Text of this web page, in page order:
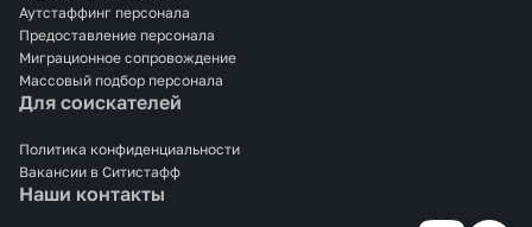
Если вам нужен персонал на пищевое производство в
Люберцах, просто оставьте заявку — мы возьмём
остальное на себя.
Наши контакты
Аутстаффинг персонала
Предоставление персонала
Миграционное сопровождение
Массовый подбор персонала
Для соискателей
Политика конфиденциальности
Вакансии в Ситистафф